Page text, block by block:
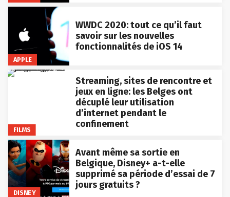
APPLE
WWDC 2020: tout ce qu’il faut
savoir sur les nouvelles
fonctionnalités de iOS 14
FILMS
Streaming, sites de rencontre et
jeux en ligne: les Belges ont
décuplé leur utilisation
d’internet pendant le
confinement
DISNEY
Avant même sa sortie en
Belgique, Disney+ a-t-elle
supprimé sa période d’essai de 7
jours gratuits ?